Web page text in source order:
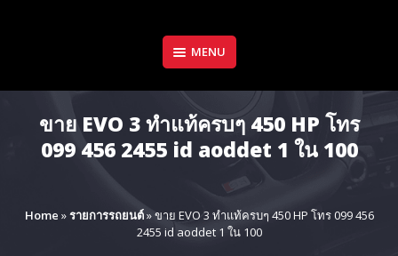
MENU
ขาย EVO 3 ทำแท้ครบๆ 450 HP โทร
099 456 2455 id aoddet 1 ใน 100
Home »รายการรถยนต์»ขาย EVO 3 ทำแท้ครบๆ 450 HP โทร 099 456
2455 id aoddet 1 ใน 100